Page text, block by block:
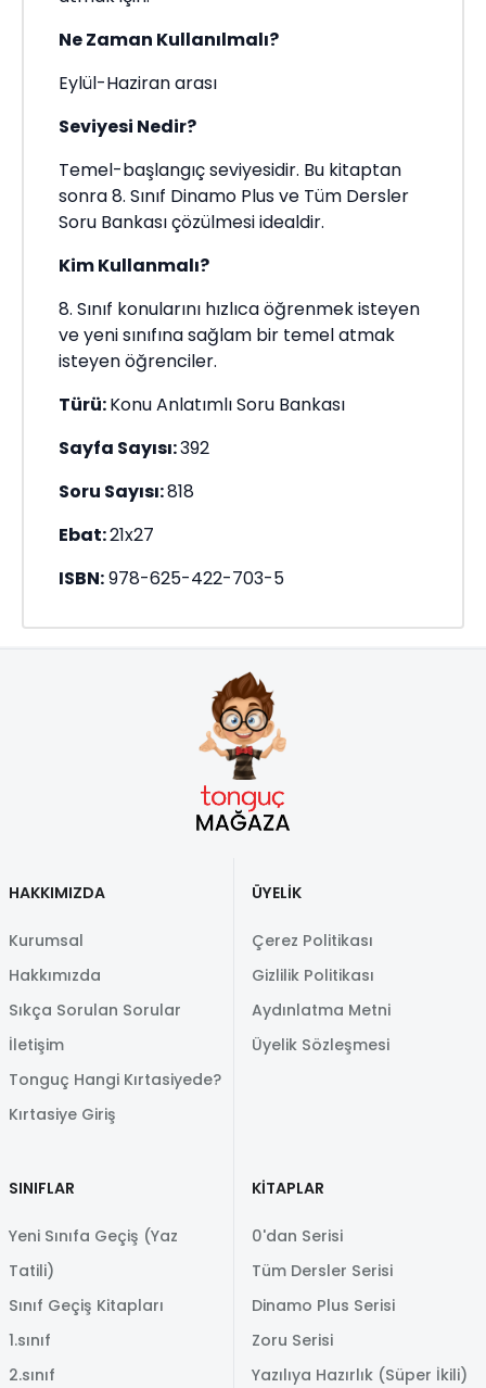
Ne Zaman Kullanılmalı?
Eylül-Haziran arası
Seviyesi Nedir?
Temel-başlangıç seviyesidir. Bu kitaptan
sonra 8. Sınıf Dinamo Plus ve Tüm Dersler
Soru Bankası çözülmesi idealdir.
Kim Kullanmalı?
8. Sınıf konularını hızlıca öğrenmek isteyen
ve yeni sınıfına sağlam bir temel atmak
isteyen öğrenciler.
Türü:Konu Anlatımlı Soru Bankası
Sayfa Sayısı:392
Soru Sayısı:818
Ebat:21x27
ISBN:978-625-422-703-5
HAKKIMIZDA
Kurumsal
Hakkımızda
Sıkça Sorulan Sorular
İletişim
Tonguç Hangi Kırtasiyede?
Kırtasiye Giriş
ÜYELİK
Çerez Politikası
Gizlilik Politikası
Aydınlatma Metni
Üyelik Sözleşmesi
SINIFLAR
Yeni Sınıfa Geçiş (Yaz
Tatili)
Sınıf Geçiş Kitapları
1.sınıf
2.sınıf
KİTAPLAR
0'dan Serisi
Tüm Dersler Serisi
Dinamo Plus Serisi
Zoru Serisi
Yazılıya Hazırlık (Süper İkili)